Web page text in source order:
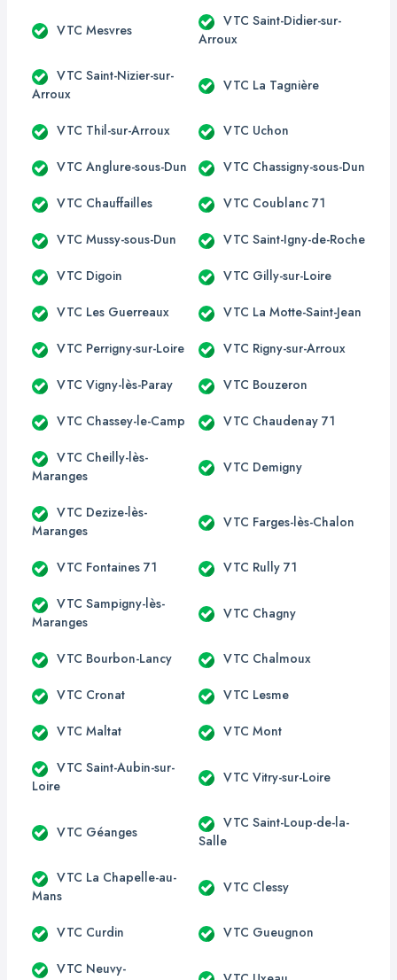
VTC Mesvres
VTC Saint-Didier-sur-
Arroux
VTC Saint-Nizier-sur-
Arroux
VTC La Tagnière
VTC Thil-sur-Arroux VTC Uchon
VTC Anglure-sous-Dun VTC Chassigny-sous-Dun
VTC Chauffailles VTC Coublanc 71
VTC Mussy-sous-Dun VTC Saint-Igny-de-Roche
VTC Digoin VTC Gilly-sur-Loire
VTC Les Guerreaux VTC La Motte-Saint-Jean
VTC Perrigny-sur-Loire VTC Rigny-sur-Arroux
VTC Vigny-lès-Paray VTC Bouzeron
VTC Chassey-le-Camp VTC Chaudenay 71
VTC Cheilly-lès-
Maranges
VTC Demigny
VTC Dezize-lès-
Maranges
VTC Farges-lès-Chalon
VTC Fontaines 71 VTC Rully 71
VTC Sampigny-lès-
Maranges
VTC Chagny
VTC Bourbon-Lancy VTC Chalmoux
VTC Cronat VTC Lesme
VTC Maltat VTC Mont
VTC Saint-Aubin-sur-
Loire
VTC Vitry-sur-Loire
VTC Géanges
VTC Saint-Loup-de-la-
Salle
VTC La Chapelle-au-
Mans
VTC Clessy
VTC Curdin VTC Gueugnon
VTC Neuvy-